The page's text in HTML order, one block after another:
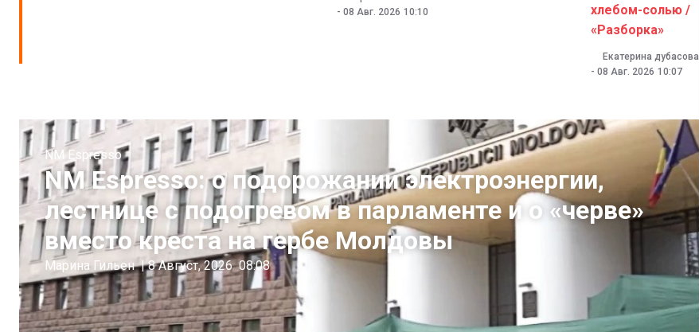
- 08 Авг. 2026 10:10
хлебом-солью /
«Разборка»
Екатерина дубасова
- 08 Авг. 2026 10:07
NM Espresso
NM Espresso: о подорожании электроэнергии,
лестнице с подогревом в парламенте и о «черве»
вместо креста на гербе Молдовы
Марина Гильен | 8 Август, 2026 08:08